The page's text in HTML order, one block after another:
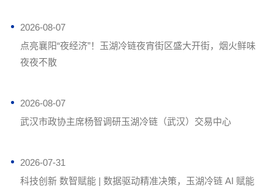
2026-08-07
点亮襄阳“夜经济”！玉湖冷链夜宵街区盛大开街，烟火鲜味
夜夜不散
2026-08-07
武汉市政协主席杨智调研玉湖冷链（武汉）交易中心
2026-07-31
科技创新 数智赋能 | 数据驱动精准决策，玉湖冷链 AI 赋能